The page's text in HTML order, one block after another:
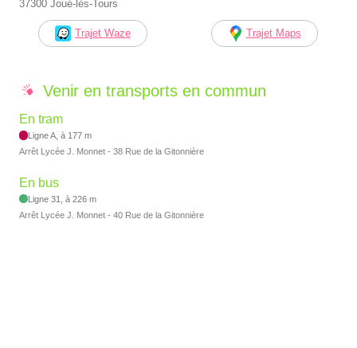
37300 Joué-lès-Tours
Trajet Waze Trajet Maps
Venir en transports en commun
En tram
Ligne A, à 177 m
Arrêt Lycée J. Monnet - 38 Rue de la Gitonnière
En bus
Ligne 31, à 226 m
Arrêt Lycée J. Monnet - 40 Rue de la Gitonnière